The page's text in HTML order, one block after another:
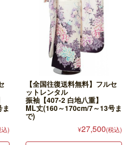
込)
【全国往復送料無料】フルセ
ットレンタル
振袖【407-2 白地八重】
ML丈(160～170cm/7～13号ま
で)
¥27,500(税込)